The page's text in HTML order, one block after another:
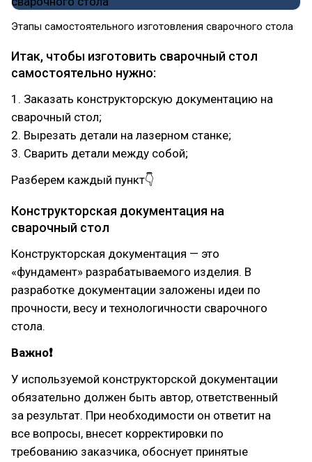
Этапы самостоятельного изготовления сварочного стола
Итак, чтобы изготовить сварочный стол
самостоятельно нужно:
1. Заказать конструкторскую документацию на
сварочный стол;
2. Вырезать детали на лазерном станке;
3. Сварить детали между собой;
Разберем каждый пункт👇
Конструкторская документация на
сварочный стол
Конструкторская документация — это
«фундамент» разрабатываемого изделия. В
разработке документации заложены идеи по
прочности, весу и технологичности сварочного
стола.
Важно❗
У используемой конструкторской документации
обязательно должен быть автор, ответственный
за результат. При необходимости он ответит на
все вопросы, внесет корректировки по
требованию заказчика, обоснует принятые